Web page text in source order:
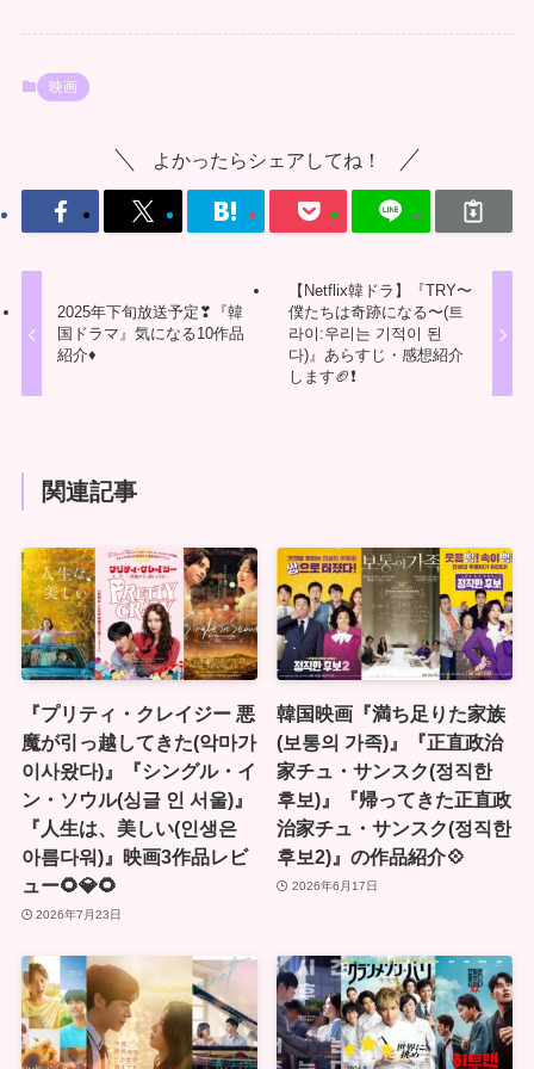
映画
よかったらシェアしてね！
2025年下旬放送予定❣『韓
国ドラマ』気になる10作品
紹介♦️
【Netflix韓ドラ】『TRY〜
僕たちは奇跡になる〜(트
라이:우리는 기적이 된
다)』あらすじ・感想紹介
します🏈❗
関連記事
『プリティ・クレイジー 悪
魔が引っ越してきた(악마가
이사왔다)』『シングル・イ
ン・ソウル(싱글 인 서울)』
『人生は、美しい(인생은
아름다워)』映画3作品レビ
ュー🌻💎🌻
2026年7月23日
韓国映画『満ち足りた家族
(보통의 가족)』『正直政治
家チュ・サンスク(정직한
후보)』『帰ってきた正直政
治家チュ・サンスク(정직한
후보2)』の作品紹介💠
2026年6月17日